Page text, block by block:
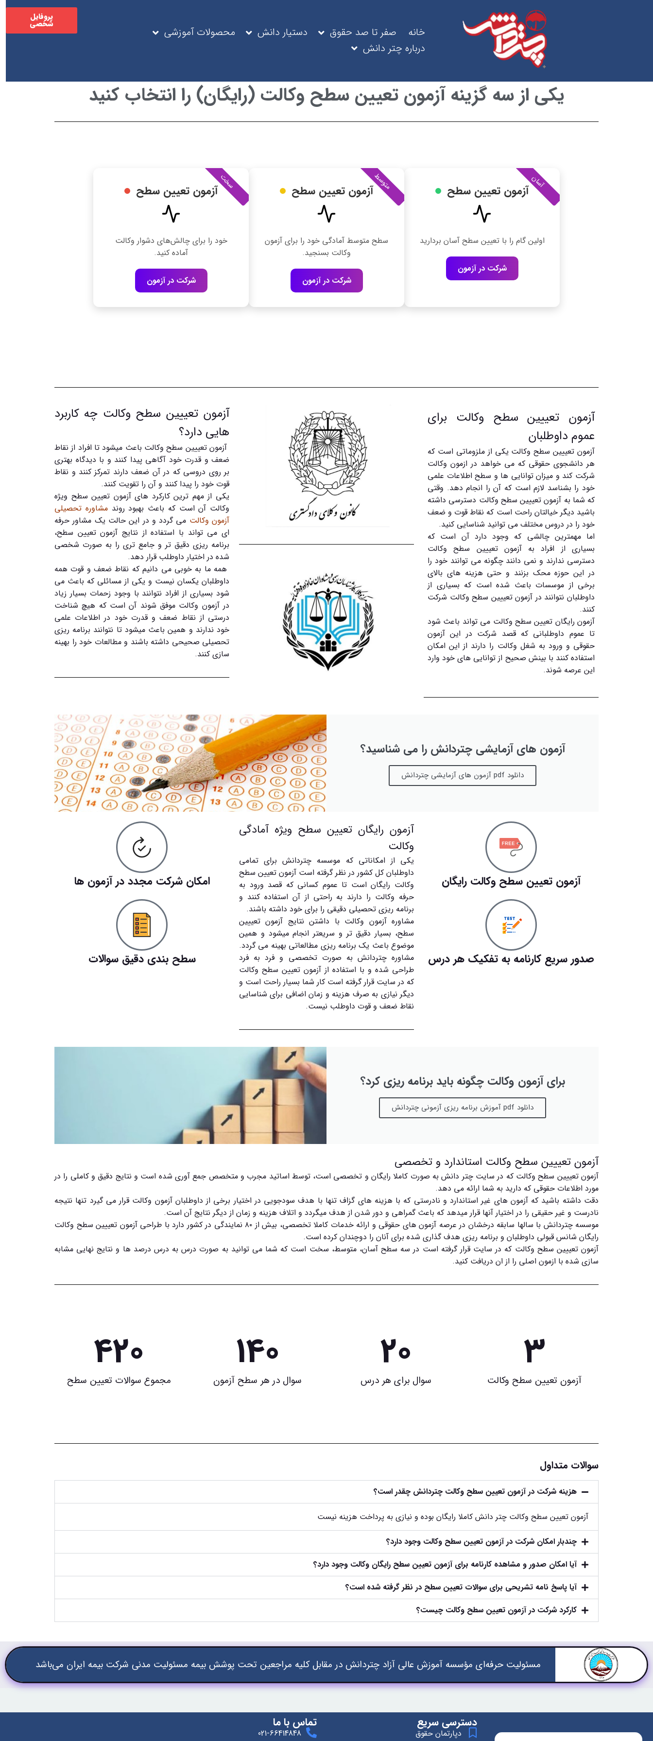
خانه صفر تا صد حقوق دستیار دانش
محصولات آموزشی
درباره چتر دانش
پروفایل
شخصی
یکی از سه گزینه آزمون تعیین سطح وکالت (رایگان) را انتخاب کنید
آزمون تعیین سطح
اولین گام را با تعیین سطح آسان بردارید
شرکت در آزمون
آسان
آزمون تعیین سطح
سطح متوسط آمادگی خود را برای آزمون
وکالت بسنجید.
شرکت در آزمون
متوسط آزمون تعیین سطح
خود را برای چالش‌های دشوار وکالت
آماده کنید.
شرکت در آزمون
سخت
آزمون تعییین سطح وکالت برای
عموم داوطلبان
آزمون تعییین سطح وکالت یکی از ملزوماتی است که
هر دانشجوی حقوقی که می خواهد در ازمون وکالت
شرکت کند و میزان توانایی ها و سطح اطلاعات علمی
خود را بشناسد لازم است که آن را انجام دهد. وقتی
که شما به آزمون تعییین سطح وکالت دسترسی داشته
باشید دیگر خیالتان راحت است که نقاط قوت و ضعف
خود را در دروس مختلف می توانید شناسایی کنید.
اما مهمترین چالشی که وجود دارد آن است که
بسیاری از افراد به آزمون تعییین سطح وکالت
دسترسی ندارند و نمی دانند چگونه می توانند خود را
در این حوزه محک بزنند و حتی هزینه های بالای
برخی از موسسات باعث شده است که بسیاری از
داوطلبان نتوانند در آزمون تعییین سطح وکالت شرکت
کنند.
آزمون رایگان تعیین سطح وکالت می تواند باعث شود
تا عموم داوطلبانی که قصد شرکت در این آزمون
حقوقی و ورود به شغل وکالت را دارند از این امکان
استفاده کنند با بینش صحیح از توانایی های خود وارد
این عرصه شوند.
آزمون تعییین سطح وکالت چه کاربرد
هایی دارد؟
آزمون تعییین سطح وکالت باعث میشود تا افراد از نقاط
ضعف و قدرت خود آگاهی پیدا کنند و با دیدگاه بهتری
بر روی دروسی که در آن ضعف دارند تمرکز کنند و نقاط
قوت خود را پیدا کنند و آن را تقویت کنند.
یکی از مهم ترین کارکرد های آزمون تعیین سطح ویژه
وکالت آن است که باعث بهبود روندمشاوره تحصیلی
آزمون وکالت می گردد و در این حالت یک مشاور حرفه
ای می تواند با استفاده از نتایج آزمون تعیین سطح،
برنامه ریزی دقیق تر و جامع تری را به صورت شخصی
شده در اختیار داوطلب قرار دهد.
همه ما به خوبی می دانیم که نقاط ضعف و قوت همه
داوطلبان یکسان نیست و یکی از مسائلی که باعث می
شود بسیاری از افراد نتوانند با وجود زحمات بسیار زیاد
در آزمون وکالت موفق شوند آن است که هیچ شناخت
درستی از نقاط ضعف و قدرت خود در اطلاعات علمی
خود ندارند و همین باعث میشود تا نتوانند برنامه ریزی
تحصیلی صحیحی داشته باشند و مطالعات خود را بهینه
سازی کنند.
آزمون های آزمایشی چتردانش را می شناسید؟
دانلود pdf آزمون های آزمایشی چتردانش
آزمون تعیین سطح وکالت رایگان
صدور سریع کارنامه به تفکیک هر درس
آزمون رایگان تعیین سطح ویژه آمادگی
وکالت
یکی از امکاناتی که موسسه چتردانش برای تمامی
داوطلبان کل کشور در نظر گرفته است آزمون تعیین سطح
وکالت رایگان است تا عموم کسانی که قصد ورود به
حرفه وکالت را دارند به راحتی از آن استفاده کنند و
برنامه ریزی تحصیلی دقیقی را برای خود داشته باشند.
مشاوره آزمون وکالت با داشتن نتایج آزمون تعییین
سطح، بسیار دقیق تر و سریعتر انجام میشود و همین
موضوع باعث یک برنامه ریزی مطالعاتی بهینه می گردد.
مشاوره چتردانش به صورت تخصصی و فرد به فرد
طراحی شده و با استفاده از آزمون تعیین سطح وکالت
که در سایت قرار گرفته است کار شما بسیار راحت است و
دیگر نیازی به صرف هزینه و زمان اضافی برای شناسایی
نقاط ضعف و قوت داوطلب نیست.
امکان شرکت مجدد در آزمون ها
سطح بندی دقیق سوالات
برای آزمون وکالت چگونه باید برنامه ریزی کرد؟
دانلود pdf آموزش برنامه ریزی آزمونی چتردانش
آزمون تعییین سطح وکالت استاندارد و تخصصی
آزمون تعییین سطح وکالت که در سایت چتر دانش به صورت کاملا رایگان و تخصصی است، توسط اساتید مجرب و متخصص جمع آوری شده است و نتایج دقیق و کاملی را در
مورد اطلاعات حقوقی که دارید به شما ارائه می دهد.
دقت داشته باشید که آزمون های غیر استاندارد و نادرستی که با هزینه های گزاف تنها با هدف سودجویی در اختیار برخی از داوطلبان آزمون وکالت قرار می گیرد تنها نتیجه
نادرست و غیر حقیقی را در اختیار آنها قرار میدهد که باعث گمراهی و دور شدن از هدف میگردد و اتلاف هزینه و زمان از دیگر نتایج آن است.
موسسه چتردانش با سالها سابقه درخشان در عرصه آزمون های حقوقی و ارائه خدمات کاملا تخصصی، بیش از ۸۰ نمایندگی در کشور دارد با طراحی آزمون تعییین سطح وکالت
رایگان شانس قبولی داوطلبان و برنامه ریزی هدف گذاری شده برای آنان را دوچندان کرده است.
آزمون تعییین سطح وکالت که در سایت قرار گرفته است در سه سطح آسان، متوسط، سخت است که شما می توانید به صورت درس به درس درصد ها و نتایج نهایی مشابه
سازی شده با ازمون اصلی را از ان دریافت کنید.
آزمون تعیین سطح وکالت
3
سوال برای هر درس
20
سوال در هر سطح آزمون
140
مجموع سوالات تعیین سطح
420
سوالات متداول
هزینه شرکت در آزمون تعیین سطح وکالت چتردانش چقدر است؟
آزمون تعیین سطح وکالت چتر دانش کاملا رایگان بوده و نیازی به پرداخت هزینه نیست
چندبار امکان شرکت در آزمون تعیین سطح وکالت وجود دارد؟
آیا امکان صدور و مشاهده کارنامه برای آزمون تعیین سطح رایگان وکالت وجود دارد؟
آیا پاسخ نامه تشریحی برای سوالات تعیین سطح در نظر گرفته شده است؟
کارکرد شرکت در آزمون تعیین سطح وکالت چیست؟
مسئولیت حرفه‌ای مؤسسه آموزش عالی آزاد چتردانش در مقابل کلیه مراجعین تحت پوشش بیمه مسئولیت مدنی شرکت بیمه ایران می‌باشد
دسترسی سریع
دپارتمان حقوق
تماس با ما
021-66414848